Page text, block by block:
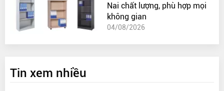
Nai chất lượng, phù hợp mọi
không gian
04/08/2026
Tin xem nhiều